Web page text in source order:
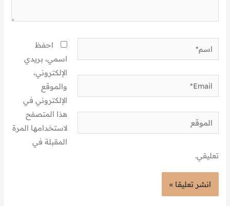
اسم*
Email*
الموقع
احفظ
اسمي، بريدي
الإلكتروني،
والموقع
الإلكتروني في
هذا المتصفح
لاستخدامها المرة
المقبلة في
تعليقي.